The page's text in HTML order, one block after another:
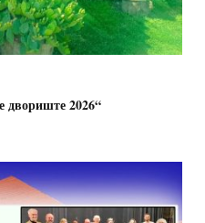
двориште 2026“